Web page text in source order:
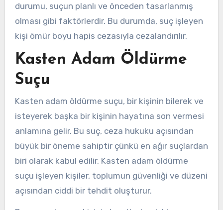
durumu, suçun planlı ve önceden tasarlanmış
olması gibi faktörlerdir. Bu durumda, suç işleyen
kişi ömür boyu hapis cezasıyla cezalandırılır.
Kasten Adam Öldürme
Suçu
Kasten adam öldürme suçu, bir kişinin bilerek ve
isteyerek başka bir kişinin hayatına son vermesi
anlamına gelir. Bu suç, ceza hukuku açısından
büyük bir öneme sahiptir çünkü en ağır suçlardan
biri olarak kabul edilir. Kasten adam öldürme
suçu işleyen kişiler, toplumun güvenliği ve düzeni
açısından ciddi bir tehdit oluşturur.